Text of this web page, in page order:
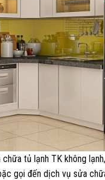
tủ lạnh TK không
gọi đến dịch vụ sửa